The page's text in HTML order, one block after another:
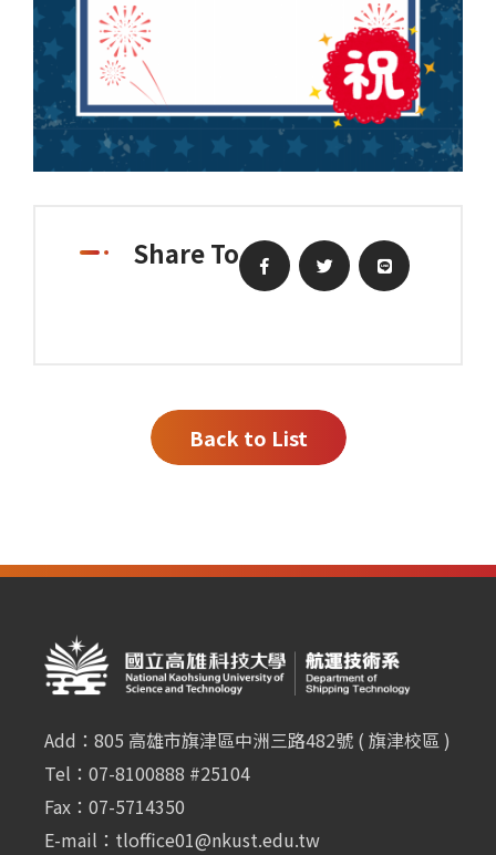
Share To
Back to List
Add：805 高雄市旗津區中洲三路482號 ( 旗津校區 )
Tel：07-8100888 #25104
Fax：07-5714350
E-mail： tloffice01@nkust.edu.tw